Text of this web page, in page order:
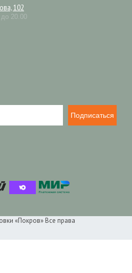
102
20.00
Подписаться
«Покров» Все права